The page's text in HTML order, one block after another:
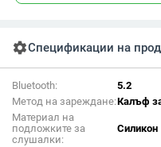
settingsСпецификации на
Bluetooth:
5.2
Метод на зареждане:Калъф
Материал на
подложките за
слушалки:
Силикон